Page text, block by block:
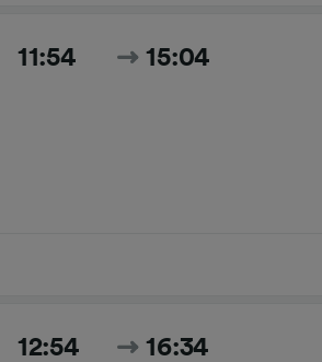
11:54 15:04
12:54 16:34